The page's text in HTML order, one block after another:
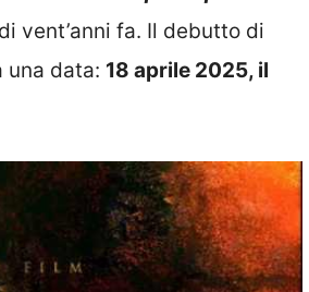
vent’anni fa. Il debutto di
una data: 18 aprile 2025, il